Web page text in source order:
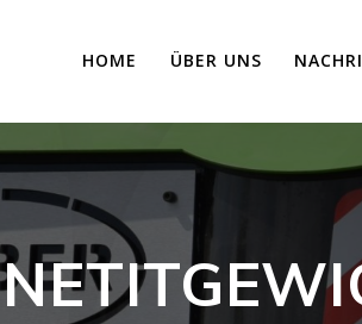
HOME ÜBER UNS